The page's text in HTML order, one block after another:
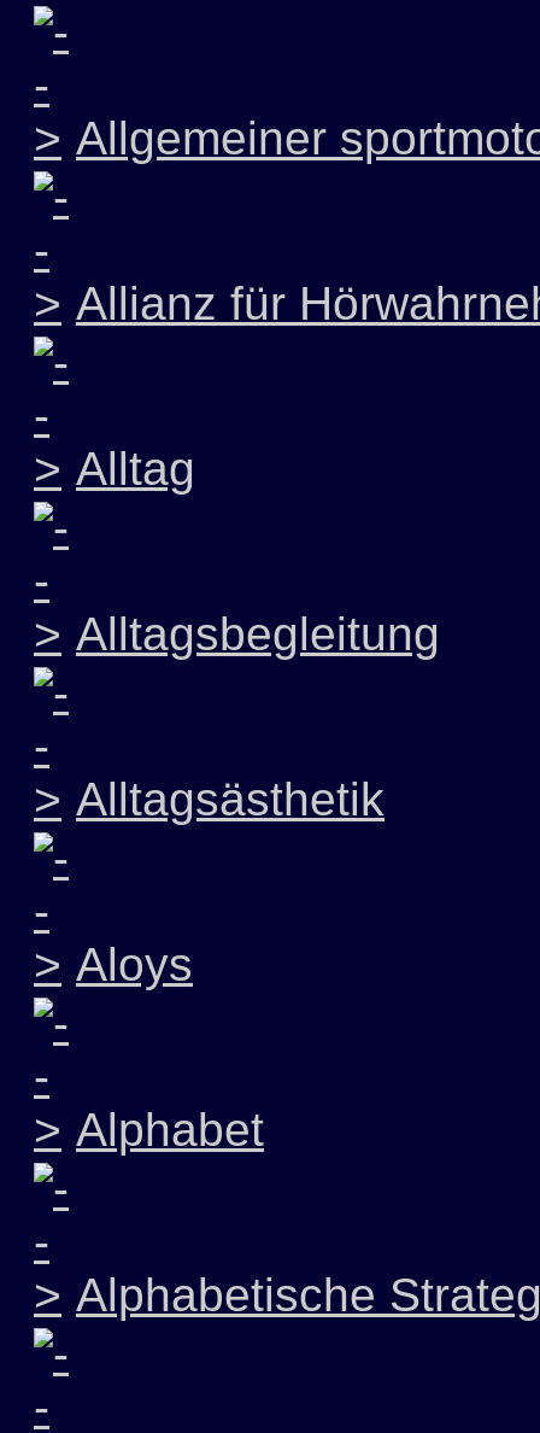
Allgemeiner
Allianz für
Alltag
Alltagsbegleitung
Alltagsästhetik
Aloys
Alphabet
Alphabetische